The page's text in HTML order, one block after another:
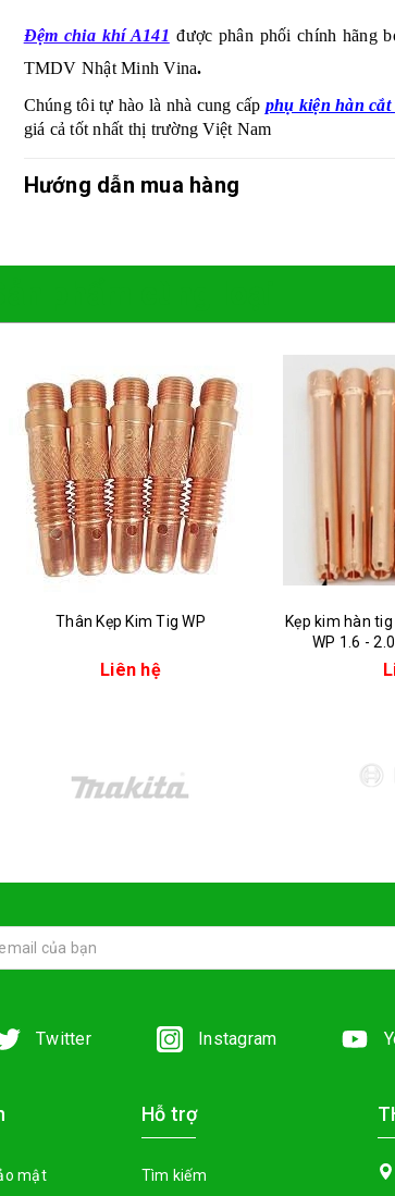
Đệm chia khí A141 được phân phối chính hãng
TMDV Nhật Minh Vina.
Chúng tôi tự hào là nhà cung cấp phụ kiện hàn cắt
giá cả tốt nhất thị trường Việt Nam
Hướng dẫn mua hàng
Thân Kẹp Kim Tig WP
Liên hệ
Kẹp kim hàn
WP 1.6 -
Twitter Instagram
mật
Hỗ trợ
Tìm kiếm